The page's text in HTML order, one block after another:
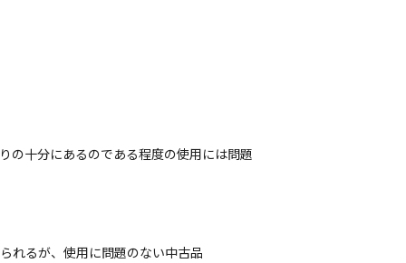
の十分にあるのである程度の使用には問題
れるが、使用に問題のない中古品